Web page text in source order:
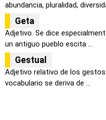
abundancia, pluralidad,
Geta
Adjetivo. Se dice
un antiguo pueblo escita ...
Gestual
Adjetivo relativo de los
vocabulario se deriva de ...